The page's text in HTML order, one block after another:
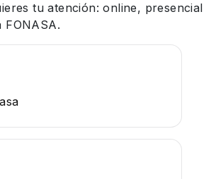
tu atención: online, presencial